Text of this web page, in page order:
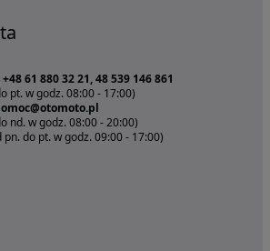
61 880 32 21, 48 539 146 861
pt. w godz. 08:00 - 17:00)
nd. w godz. 08:00 - 20:00)
pn. do pt. w godz. 09:00 - 17:00)